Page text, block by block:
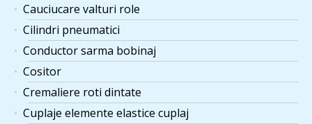
Cauciucare valturi role
Cilindri pneumatici
Conductor sarma bobinaj
Cositor
Cremaliere roti dintate
Cuplaje elemente elastice cuplaj